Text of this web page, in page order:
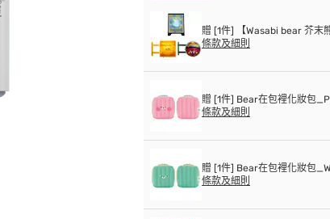
贈 [1件] 【Wasabi bear 芥末
條款及細則
贈 [1件] Bear在包裡化妝包
條款及細則
贈 [1件] Bear在包裡化妝包
條款及細則